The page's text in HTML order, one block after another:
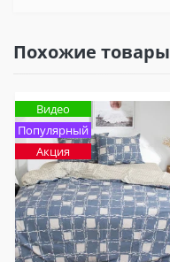
Похожие товары
Видео
Популярный
Акция